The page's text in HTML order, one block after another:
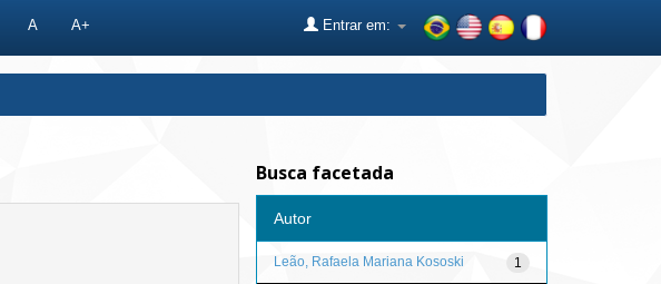
A A+ Entrar em:
Busca facetada
Autor
1
Leão, Rafaela Mariana Kososki